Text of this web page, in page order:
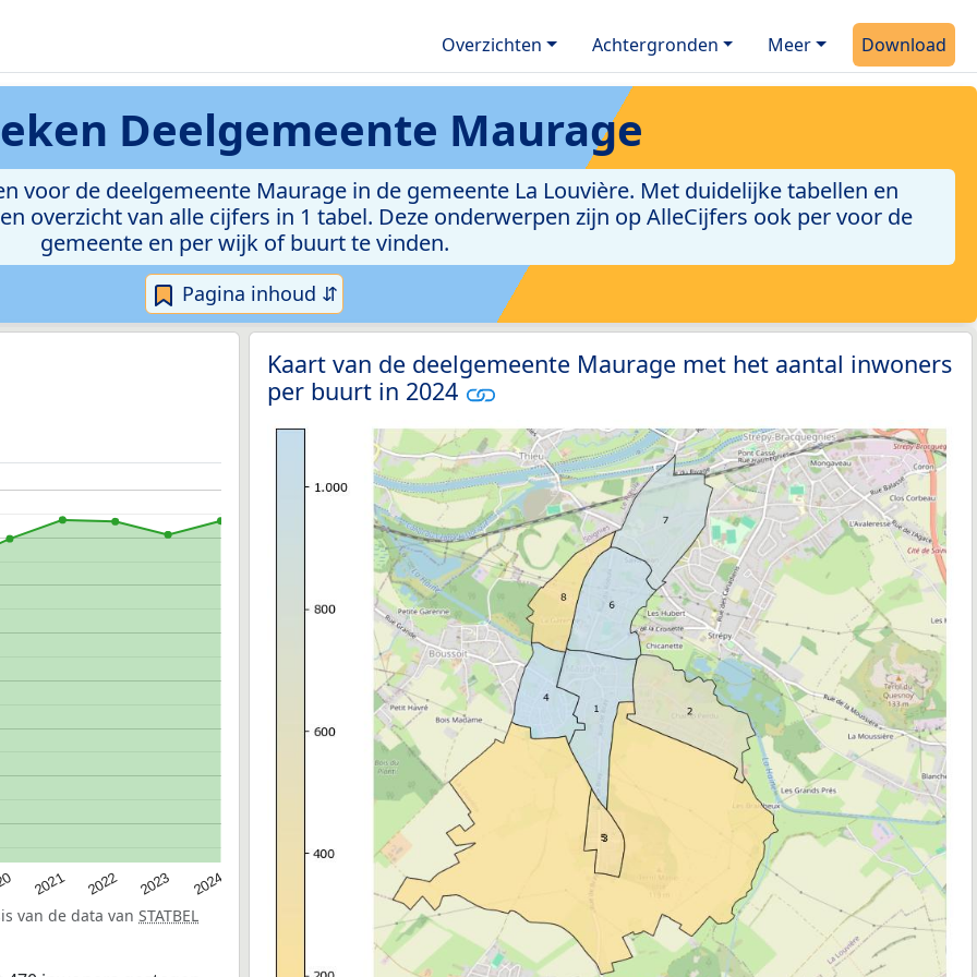
Overzichten Achtergronden Meer Download
Deelgemeente Maurage
voor de deelgemeente Maurage in de gemeente La Louvière. Met duidelijke tabellen en
overzicht van alle cijfers in 1 tabel. Deze onderwerpen zijn op AlleCijfers ook per voor de
gemeente en per wijk of buurt te vinden.
Pagina inhoud ⇵
2021 2022 2023 2024
van de data van STATBEL
Kaart van de deelgemeente Maurage met het aantal inwoners
per buurt in 2024